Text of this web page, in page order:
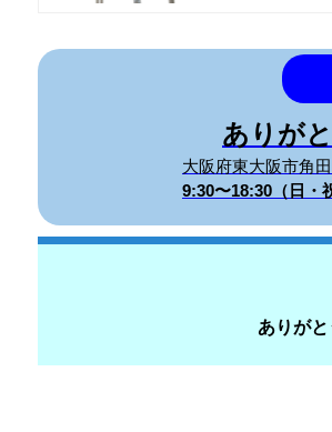
ありが
大阪府東大阪市角
9:30〜18:30（日・
ありが